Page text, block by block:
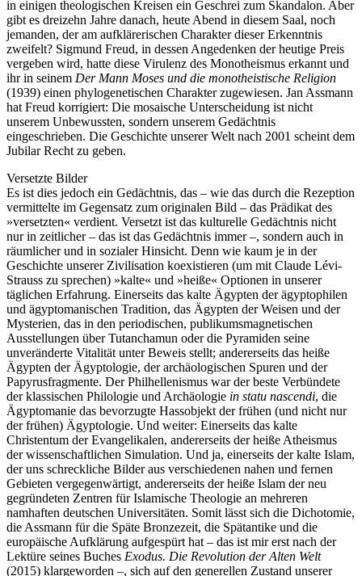
in einigen theologischen Kreisen ein Geschrei zum Skandalon. Aber
gibt es dreizehn Jahre danach, heute Abend in diesem Saal, noch
jemanden, der am aufklärerischen Charakter dieser Erkenntnis
zweifelt? Sigmund Freud, in dessen Angedenken der heutige Preis
vergeben wird, hatte diese Virulenz des Monotheismus erkannt und
ihr in seinem Der Mann Moses und die monotheistische Religion
(1939) einen phylogenetischen Charakter zugewiesen. Jan Assmann
hat Freud korrigiert: Die mosaische Unterscheidung ist nicht
unserem Unbewussten, sondern unserem Gedächtnis
eingeschrieben. Die Geschichte unserer Welt nach 2001 scheint dem
Jubilar Recht zu geben.
Versetzte Bilder
Es ist dies jedoch ein Gedächtnis, das – wie das durch die Rezeption
vermittelte im Gegensatz zum originalen Bild – das Prädikat des
»versetzten« verdient. Versetzt ist das kulturelle Gedächtnis nicht
nur in zeitlicher – das ist das Gedächtnis immer –, sondern auch in
räumlicher und in sozialer Hinsicht. Denn wie kaum je in der
Geschichte unserer Zivilisation koexistieren (um mit Claude Lévi-
Strauss zu sprechen) »kalte« und »heiße« Optionen in unserer
täglichen Erfahrung. Einerseits das kalte Ägypten der ägyptophilen
und ägyptomanischen Tradition, das Ägypten der Weisen und der
Mysterien, das in den periodischen, publikumsmagnetischen
Ausstellungen über Tutanchamun oder die Pyramiden seine
unveränderte Vitalität unter Beweis stellt; andererseits das heiße
Ägypten der Ägyptologie, der archäologischen Spuren und der
Papyrusfragmente. Der Philhellenismus war der beste Verbündete
der klassischen Philologie und Archäologie in statu nascendi, die
Ägyptomanie das bevorzugte Hassobjekt der frühen (und nicht nur
der frühen) Ägyptologie. Und weiter: Einerseits das kalte
Christentum der Evangelikalen, andererseits der heiße Atheismus
der wissenschaftlichen Simulation. Und ja, einerseits der kalte Islam,
der uns schreckliche Bilder aus verschiedenen nahen und fernen
Gebieten vergegenwärtigt, andererseits der heiße Islam der neu
gegründeten Zentren für Islamische Theologie an mehreren
namhaften deutschen Universitäten. Somit lässt sich die Dichotomie,
die Assmann für die Späte Bronzezeit, die Spätantike und die
europäische Aufklärung aufgespürt hat – das ist mir erst nach der
Lektüre seines Buches Exodus. Die Revolution der Alten Welt
(2015) klargeworden –, sich auf den generellen Zustand unserer